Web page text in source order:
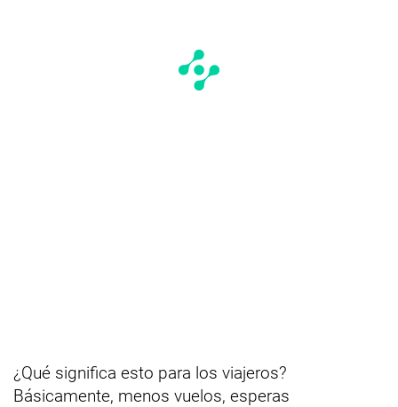
¿Qué significa esto para los viajeros?
Básicamente, menos vuelos, esperas